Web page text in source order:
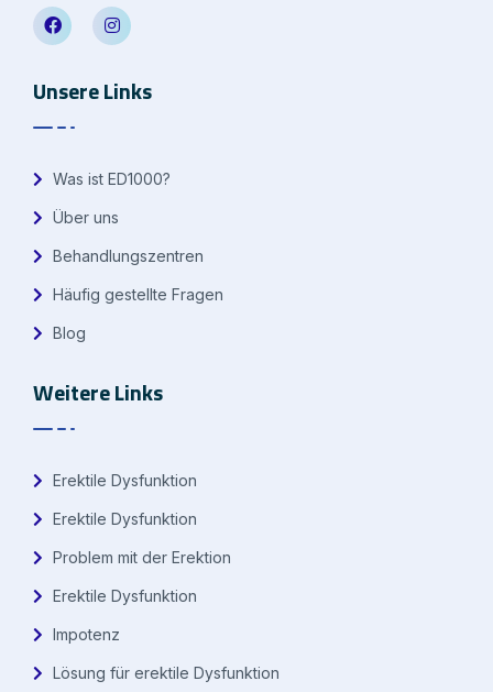
Unsere Links
Was ist ED1000?
Über uns
Behandlungszentren
Häufig gestellte Fragen
Blog
Weitere Links
Erektile Dysfunktion
Erektile Dysfunktion
Problem mit der Erektion
Erektile Dysfunktion
Impotenz
Lösung für erektile Dysfunktion